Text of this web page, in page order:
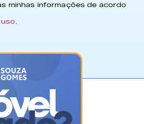
minhas informações de acordo
.